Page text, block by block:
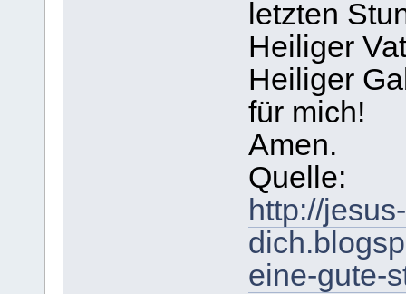
letzten
Heiliger
Heiliger
für mich!
Amen.
Quelle:
http://
eine-gute-